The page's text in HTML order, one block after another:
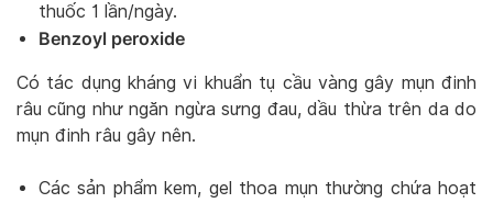
thuốc 1 lần/ngày.
Benzoyl peroxide
Có tác dụng kháng vi khuẩn tụ cầu vàng gây mụn đinh
râu cũng như ngăn ngừa sưng đau, dầu thừa trên da do
mụn đinh râu gây nên.
Các sản phẩm kem, gel thoa mụn thường chứa hoạt